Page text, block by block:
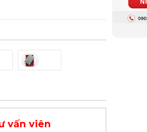
vấn viên